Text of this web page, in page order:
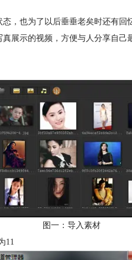
，也为了以后垂垂老矣时还有
展示的视频，方便与人分享自己
图一：导入素材
11